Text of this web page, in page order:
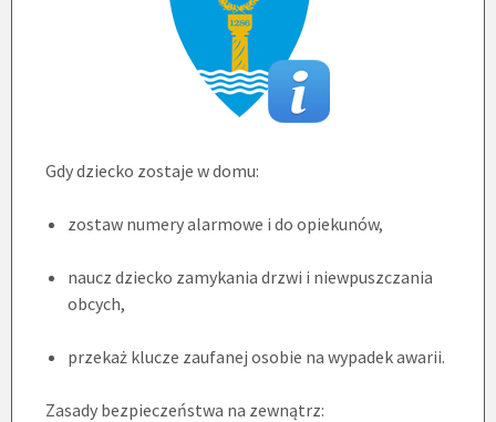
Gdy dziecko zostaje w domu:
zostaw numery alarmowe i do opiekunów,
naucz dziecko zamykania drzwi i niewpuszczania
obcych,
przekaż klucze zaufanej osobie na wypadek awarii.
Zasady bezpieczeństwa na zewnątrz: